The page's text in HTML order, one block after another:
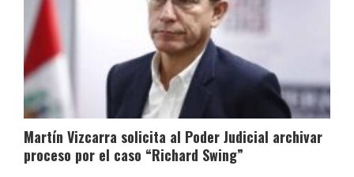
Martín Vizcarra solicita al Poder Judicial archivar
proceso por el caso “Richard Swing”